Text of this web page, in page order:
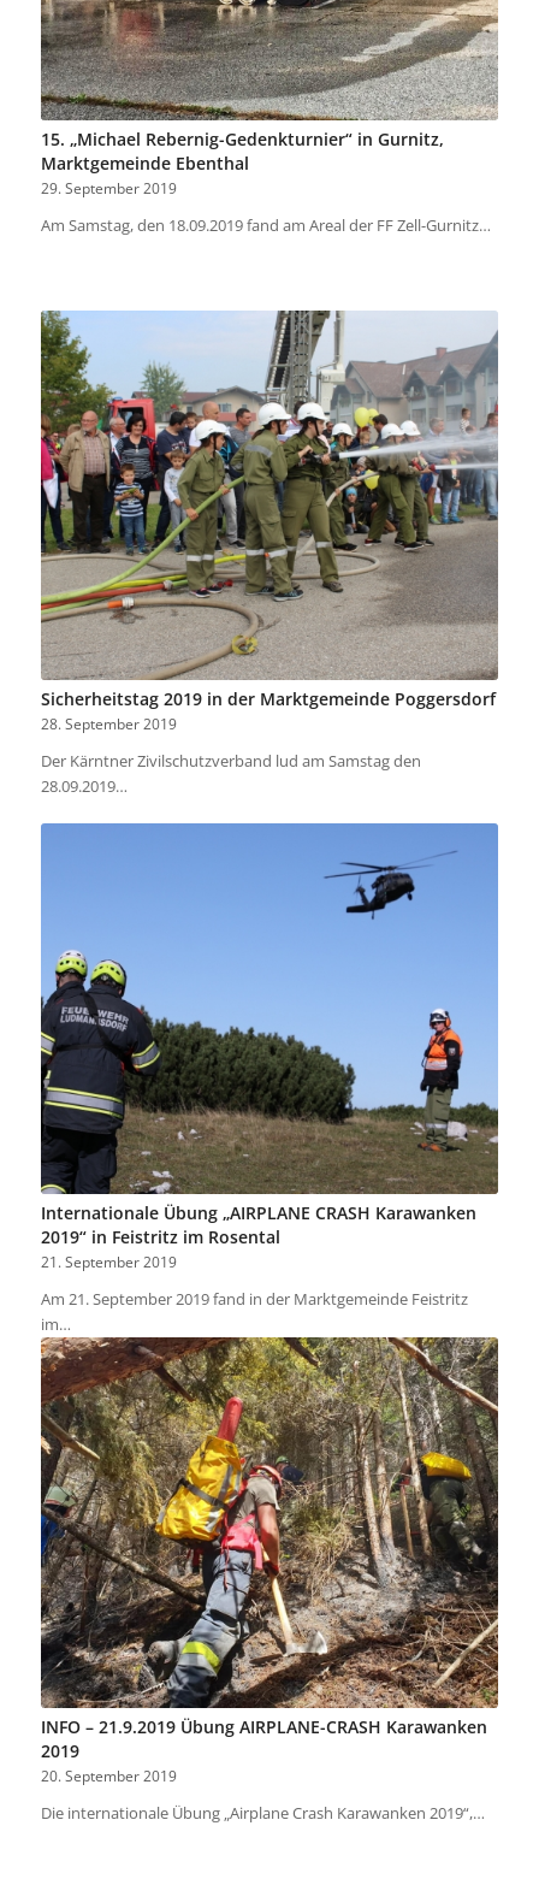
15. „Michael Rebernig-Gedenkturnier“ in Gurnitz,
Marktgemeinde Ebenthal
29. September 2019
Am Samstag, den 18.09.2019 fand am Areal der FF Zell-Gurnitz…
Sicherheitstag 2019 in der Marktgemeinde Poggersdorf
28. September 2019
Der Kärntner Zivilschutzverband lud am Samstag den
28.09.2019…
Internationale Übung „AIRPLANE CRASH Karawanken
2019“ in Feistritz im Rosental
21. September 2019
Am 21. September 2019 fand in der Marktgemeinde Feistritz
im…
INFO – 21.9.2019 Übung AIRPLANE-CRASH Karawanken
2019
20. September 2019
Die internationale Übung „Airplane Crash Karawanken 2019“,…